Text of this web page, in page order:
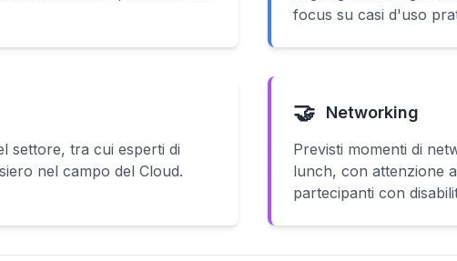
focus su casi d'uso
settore, tra cui esperti di
nel campo del Cloud.
🤝 Networking
Previsti momenti di
lunch, con attenzione
partecipanti con